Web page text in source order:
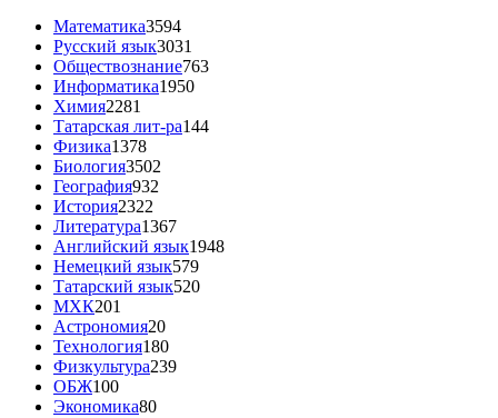
Математика3594
Русский язык3031
Обществознание763
Информатика1950
Химия2281
Татарская лит-ра144
Физика1378
Биология3502
География932
История2322
Литература1367
Английский язык1948
Немецкий язык579
Татарский язык520
МХК201
Астрономия20
Технология180
Физкультура239
ОБЖ100
Экономика80